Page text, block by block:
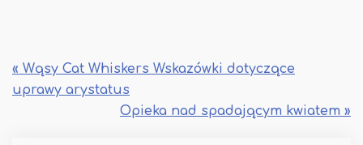
« Wąsy Cat Whiskers Wskazówki dotyczące
uprawy arystatus
Opieka nad spadającym kwiatem »